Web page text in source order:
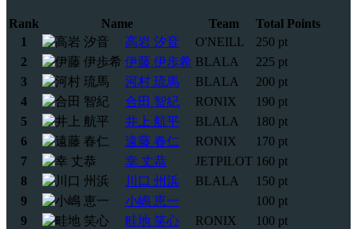
Rank Name Team
Total Points
1
高岩 汐音 O'NEILL
250 pt
2
伊藤 伊歩希 BLALA
225 pt
3
河村 琉馬 BLALA
200 pt
4
合田 智紀 RONIX
190 pt
5
井上 航平 BLALA
180 pt
6
遠藤 春仁 RONIX
170 pt
7
幸 丈恭 JETPILOT 160 pt
8
川口 州浜 BLALA
150 pt
9
小嶋 恵一
100 pt
9
畦地 笑心 RONIX
100 pt